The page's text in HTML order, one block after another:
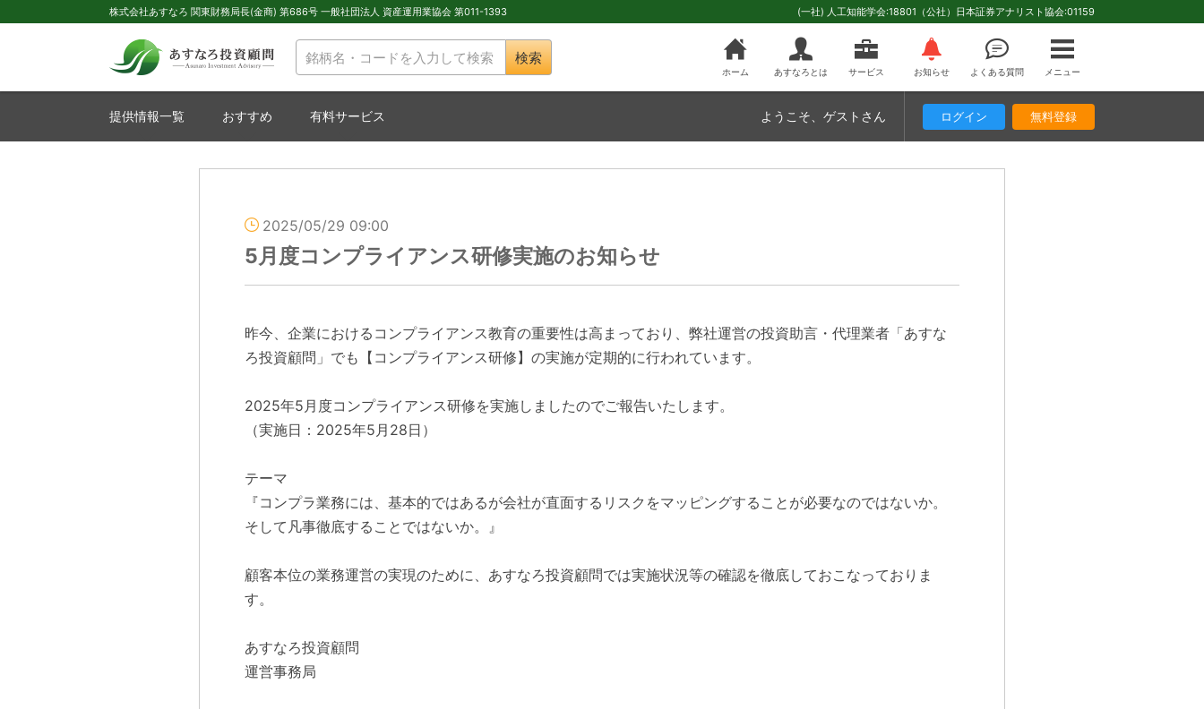
株式会社あすなろ 関東財務局長(金商) 第686号 一般社団法人 資産運用業協会 第011-1393 (一社) 人工知能学会:18801（公社）日本証券アナリスト協会:01159
検索
ホーム あすなろとは サービス お知らせ よくある質問 メニュー
提供情報一覧 おすすめ 有料サービス ようこそ 、ゲストさん ログイン 無料登録
2025/05/29 09:00
5月度コンプライアンス研修実施のお知らせ
昨今、企業におけるコンプライアンス教育の重要性は高まっており、弊社運営の投資助言・代理業者「あすな
ろ投資顧問」でも【コンプライアンス研修】の実施が定期的に行われています。
2025年5月度コンプライアンス研修を実施しましたのでご報告いたします。
（実施日：2025年5月28日）
テーマ
『コンプラ業務には、基本的ではあるが会社が直面するリスクをマッピングすることが必要なのではないか。
そして凡事徹底することではないか。』
顧客本位の業務運営の実現のために、あすなろ投資顧問では実施状況等の確認を徹底しておこなっておりま
す。
あすなろ投資顧問
運営事務局